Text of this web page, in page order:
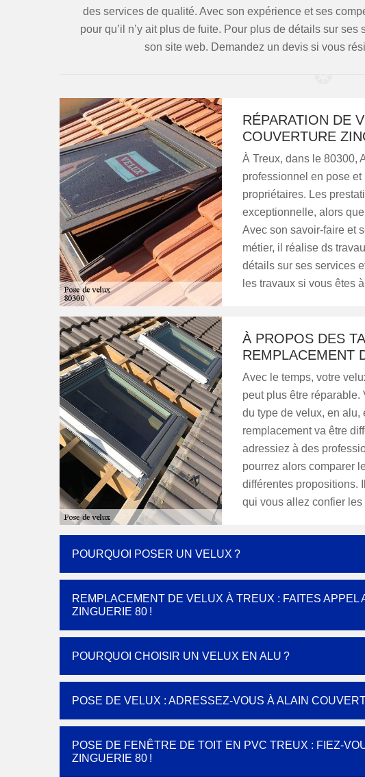
des services de qualité. Avec son expérience et ses
pour qu’il n’y ait plus de fuite. Pour plus de détails sur
son site web. Demandez un devis si vous
RÉPARATION DE
COUVERTURE
À Treux, dans le 80300,
professionnel en pose
propriétaires. Les
exceptionnelle, alors
Avec son savoir-faire et
métier, il réalise ds
détails sur ses services
les travaux si vous êtes
À PROPOS DES
REMPLACEMENT
Avec le temps, votre
peut plus être réparable.
du type de velux, en alu,
remplacement va être
adressiez à des
pourrez alors comparer
différentes propositions.
qui vous allez confier les
POURQUOI POSER UN VELUX ?
REMPLACEMENT DE VELUX À TREUX : FAITES
ZINGUERIE 80 !
POURQUOI CHOISIR UN VELUX EN ALU ?
POSE DE VELUX : ADRESSEZ-VOUS À ALAIN
POSE DE FENÊTRE DE TOIT EN PVC TREUX : FIEZ-
ZINGUERIE 80 !